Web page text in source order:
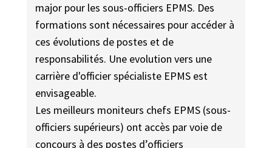
major pour les sous-officiers EPMS. Des
formations sont nécessaires pour accéder à
ces évolutions de postes et de
responsabilités. Une evolution vers une
carrière d'officier spécialiste EPMS est
envisageable.
Les meilleurs moniteurs chefs EPMS (sous-
officiers supérieurs) ont accès par voie de
concours à des postes d’officiers